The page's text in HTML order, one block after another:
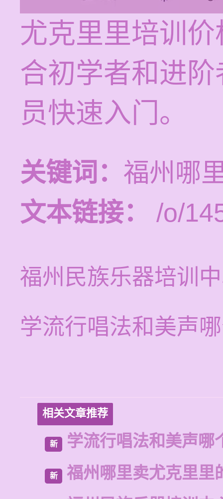
尤克里里培训
合初学者和进
员快速入门。
关键词： 福州哪
文本链接：
/o/
福州民族乐器培训
学流行唱法和美声
相关文章推荐
新 学流行唱法和美声哪
新
福州哪里卖尤克里里